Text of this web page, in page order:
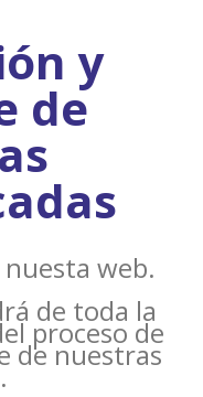
y
de
web.
de toda la
proceso de
de nuestras